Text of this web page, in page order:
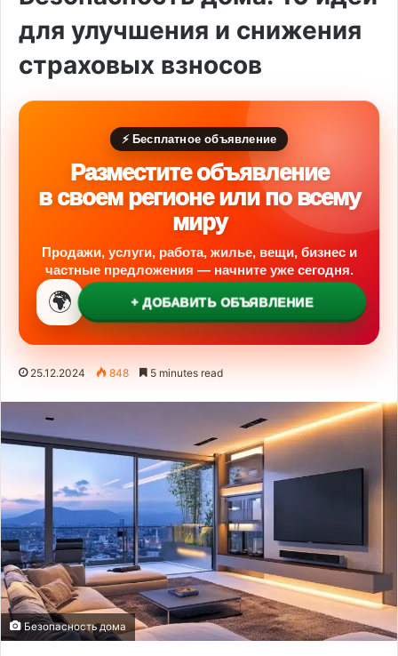
для улучшения и снижения
страховых взносов
⚡ Бесплатное объявление
Разместите объявление
в своем регионе или по всему
миру
Продажи, услуги, работа, жилье, вещи, бизнес и
частные предложения — начните уже сегодня.
🌍 + ДОБАВИТЬ ОБЪЯВЛЕНИЕ
25.12.2024 848 5 minutes read
Безопасность дома